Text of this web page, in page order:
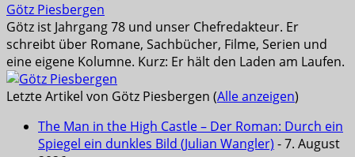
Götz Piesbergen
Götz ist Jahrgang 78 und unser Chefredakteur. Er
schreibt über Romane, Sachbücher, Filme, Serien und
eine eigene Kolumne. Kurz: Er hält den Laden am Laufen.
Letzte Artikel von Götz Piesbergen (Alle anzeigen)
The Man in the High Castle – Der Roman: Durch ein
Spiegel ein dunkles Bild (Julian Wangler) - 7. August